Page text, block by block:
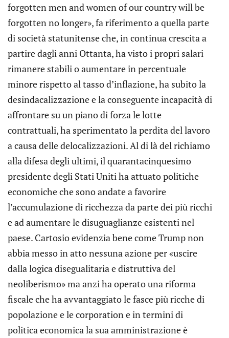
forgotten men and women of our country will be
forgotten no longer», fa riferimento a quella parte
di società statunitense che, in continua crescita a
partire dagli anni Ottanta, ha visto i propri salari
rimanere stabili o aumentare in percentuale
minore rispetto al tasso d’inflazione, ha subito la
desindacalizzazione e la conseguente incapacità di
affrontare su un piano di forza le lotte
contrattuali, ha sperimentato la perdita del lavoro
a causa delle delocalizzazioni. Al di là del richiamo
alla difesa degli ultimi, il quarantacinquesimo
presidente degli Stati Uniti ha attuato politiche
economiche che sono andate a favorire
l’accumulazione di ricchezza da parte dei più ricchi
e ad aumentare le disuguaglianze esistenti nel
paese. Cartosio evidenzia bene come Trump non
abbia messo in atto nessuna azione per «uscire
dalla logica disegualitaria e distruttiva del
neoliberismo» ma anzi ha operato una riforma
fiscale che ha avvantaggiato le fasce più ricche di
popolazione e le corporation e in termini di
politica economica la sua amministrazione è